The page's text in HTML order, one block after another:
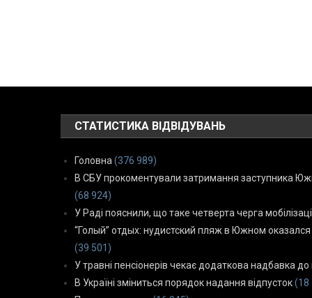
СТАТИСТИКА ВІДВІДУВАНЬ
Головна (376 989)
В СБУ прокоментували затримання заступника
(68 924)
У Раді пояснили, що таке четверта черга
“Голый” отдых: нудистский пляж в Южном
(39 501)
У травні пенсіонерів чекає додаткова надбавка до
В Україні зміниться порядок надання відпусток (18